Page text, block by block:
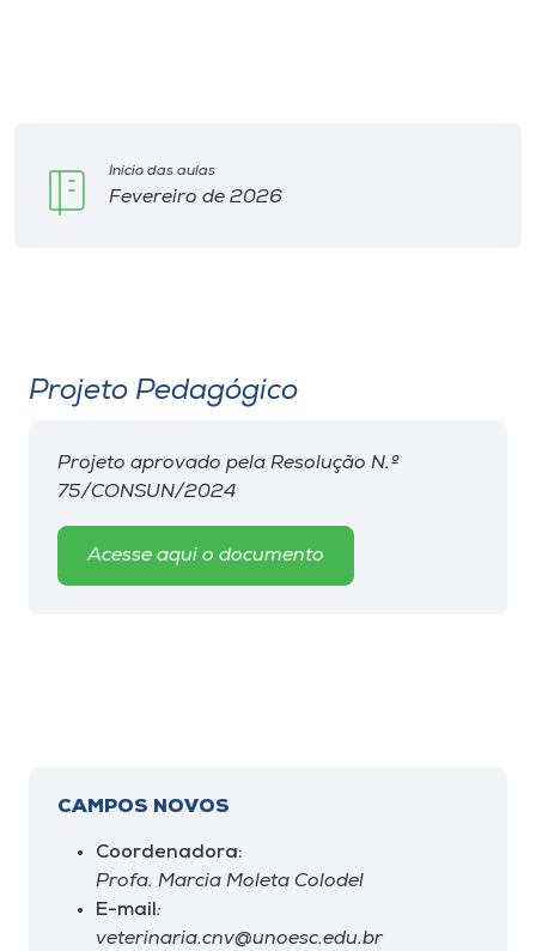
Início das aulas
Fevereiro de 2026
Projeto Pedagógico
Projeto aprovado pela Resolução N.º
75/CONSUN/2024
Acesse aqui o documento
CAMPOS NOVOS
Coordenadora:
Profa. Marcia Moleta Colodel
E-mail :
veterinaria.cnv@unoesc.edu.br